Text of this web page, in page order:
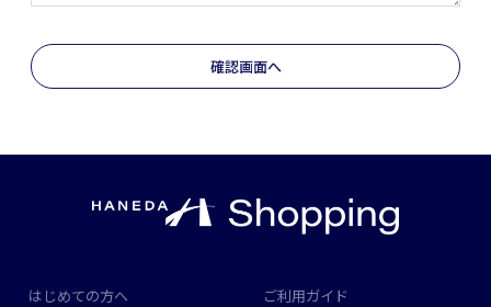
はじめての方へ ご利用ガイド